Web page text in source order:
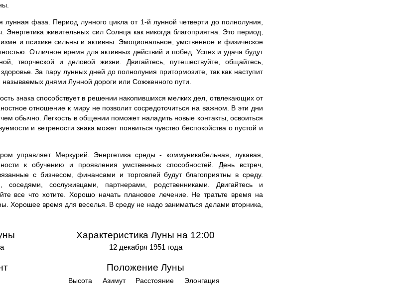
фаза. Период лунного цикла от 1-й лунной четверти до полнолуния,
живительных сил Солнца как никогда благоприятна. Это период,
и психике сильны и активны. Эмоциональное, умственное и физическое
Отличное время для активных действий и побед. Успех и удача будут
творческой и деловой жизни. Двигайтесь, путешествуйте, общайтесь,
За пару лунных дней до полнолуния притормозите, так как наступит
днями Лунной дороги или Сожженного пути.
знака способствует в решении накопившихся мелких дел, отвлекающих от
отношение к миру не позволит сосредоточиться на важном. В эти дни
обычно. Легкость в общении поможет наладить новые контакты, освоиться
и ветрености знака может появиться чувство беспокойства о пустой и
управляет Меркурий. Энергетика среды - коммуникабельная, лукавая,
к обучению и проявления умственных способностей. День встреч,
с бизнесом, финансами и торговлей будут благоприятны в среду.
соседями, сослуживцами, партнерами, родственниками. Двигайтесь и
все что хотите. Хорошо начать плановое лечение. Не тратьте время на
Хорошее время для веселья. В среду не надо заниматься делами вторника,
Характеристика Луны на 12:00
12 декабря 1951 года
Положение Луны
Высота Азимут Расстояние Элонгация